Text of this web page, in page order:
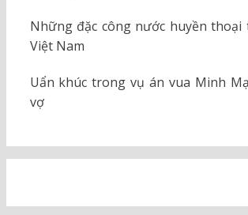
Những đặc công nước huyền
Việt Nam
Uẩn khúc trong vụ án vua Minh
vợ